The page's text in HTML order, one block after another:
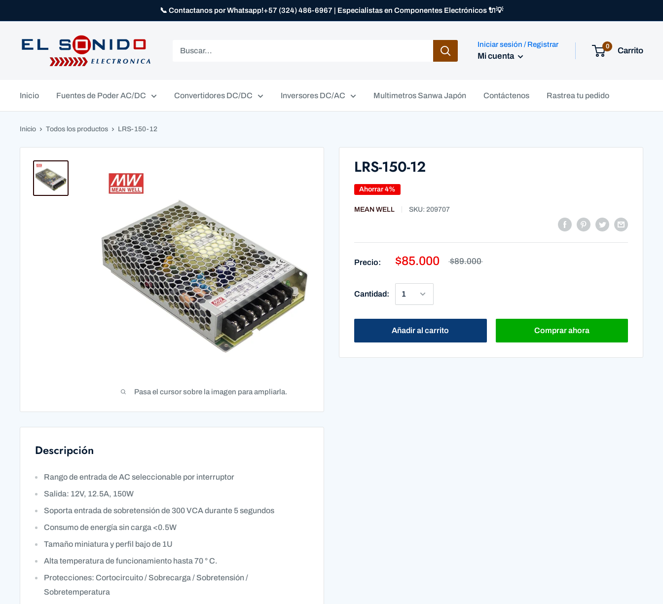
📞 Contactanos por Whatsapp!+57 (324) 486-6967 | Especialistas en Componentes Electrónicos 🔌💡
Iniciar sesión / Registrar
Mi cuenta
0 Carrito
Inicio Fuentes de Poder AC/DC Convertidores DC/DC Inversores DC/AC Multimetros Sanwa Japón Contáctenos Rastrea tu pedido
Inicio Todos los productos LRS-150-12
Pasa el cursor sobre la imagen para ampliarla.
LRS-150-12
Ahorrar 4%
MEAN WELL SKU: 209707
Precio: $85.000 $89.000
Cantidad:
Añadir al carrito Comprar ahora
Descripción
Rango de entrada de AC seleccionable por interruptor
Salida: 12V, 12.5A, 150W
Soporta entrada de sobretensión de 300 VCA durante 5 segundos
Consumo de energía sin carga <0.5W
Tamaño miniatura y perfil bajo de 1U
Alta temperatura de funcionamiento hasta 70 ° C.
Protecciones: Cortocircuito / Sobrecarga / Sobretensión /
Sobretemperatura